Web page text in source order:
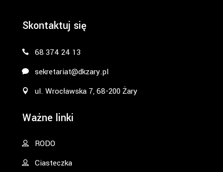
Skontaktuj się
68 374 24 13
sekretariat@dkzary.pl
ul. Wrocławska 7, 68-200 Żary
Ważne linki
RODO
Ciasteczka